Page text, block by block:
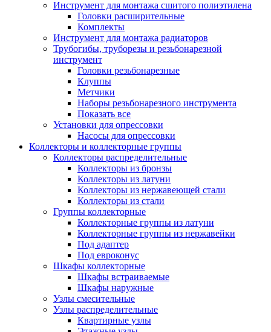
Инструмент для монтажа сшитого полиэтилена
Головки расширительные
Комплекты
Инструмент для монтажа радиаторов
Трубогибы, труборезы и резьбонарезной
инструмент
Головки резьбонарезные
Клуппы
Метчики
Наборы резьбонарезного инструмента
Показать все
Установки для опрессовки
Насосы для опрессовки
Коллекторы и коллекторные группы
Коллекторы распределительные
Коллекторы из бронзы
Коллекторы из латуни
Коллекторы из нержавеющей стали
Коллекторы из стали
Группы коллекторные
Коллекторные группы из латуни
Коллекторные группы из нержавейки
Под адаптер
Под евроконус
Шкафы коллекторные
Шкафы встраиваемые
Шкафы наружные
Узлы смесительные
Узлы распределительные
Квартирные узлы